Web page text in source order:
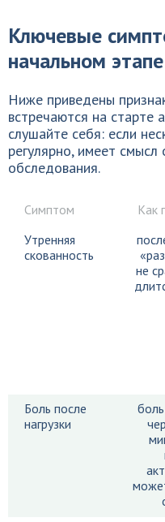
Ключевые
начальном этапе
Ниже приведены
встречаются на старте
слушайте себя: если
регулярно, имеет смысл
обследования.
Симптом Как
Утренняя
скованность
не
Боль после
нагрузки